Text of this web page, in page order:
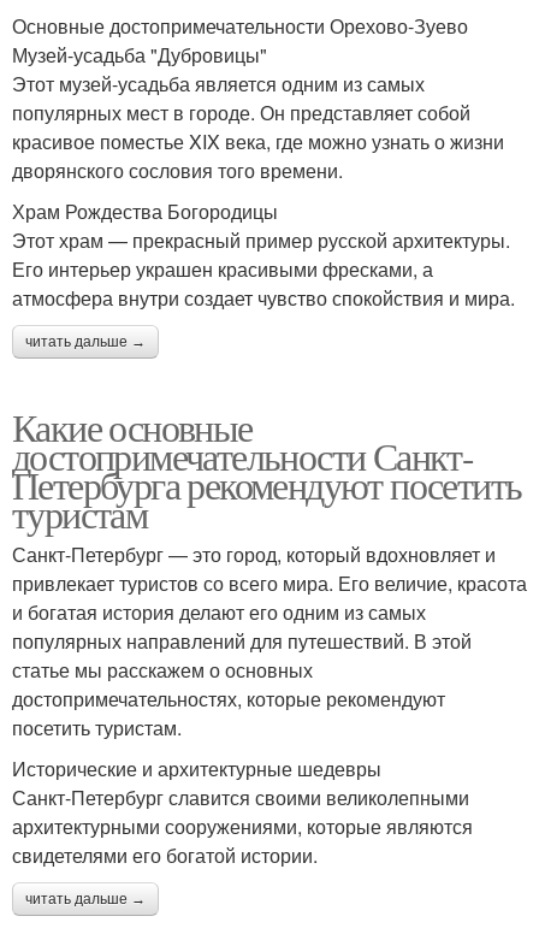
Основные достопримечательности Орехово-Зуево
Музей-усадьба "Дубровицы"
Этот музей-усадьба является одним из самых
популярных мест в городе. Он представляет собой
красивое поместье XIX века, где можно узнать о жизни
дворянского сословия того времени.
Храм Рождества Богородицы
Этот храм — прекрасный пример русской архитектуры.
Его интерьер украшен красивыми фресками, а
атмосфера внутри создает чувство спокойствия и мира.
читать дальше →
Какие основные
достопримечательности Санкт-
Петербурга рекомендуют посетить
туристам
Санкт-Петербург — это город, который вдохновляет и
привлекает туристов со всего мира. Его величие, красота
и богатая история делают его одним из самых
популярных направлений для путешествий. В этой
статье мы расскажем о основных
достопримечательностях, которые рекомендуют
посетить туристам.
Исторические и архитектурные шедевры
Санкт-Петербург славится своими великолепными
архитектурными сооружениями, которые являются
свидетелями его богатой истории.
читать дальше →